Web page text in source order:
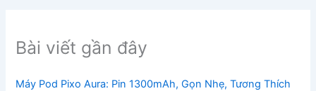
Bài viết gần đây
Máy Pod Pixo Aura: Pin 1300mAh, Gọn Nhẹ, Tương Thích